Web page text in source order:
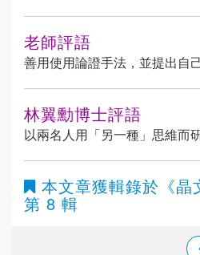
老師評語
善用使用論證手法，並提出自
林翼勳博士評語
以兩名人用「另一種」思維而
本文章獲輯錄於 《
第 8 輯